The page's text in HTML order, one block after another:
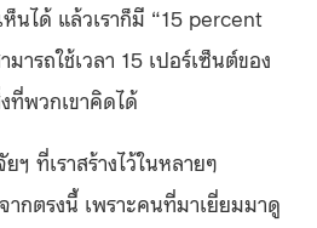
นได้ แล้วเราก็มี “15 percent
ารถใช้เวลา 15 เปอร์เซ็นต์ของ
ที่พวกเขาคิดได้
ฯ ที่เราสร้างไว้ในหลายๆ
ากตรงนี้ เพราะคนที่มาเยี่ยมมาดู